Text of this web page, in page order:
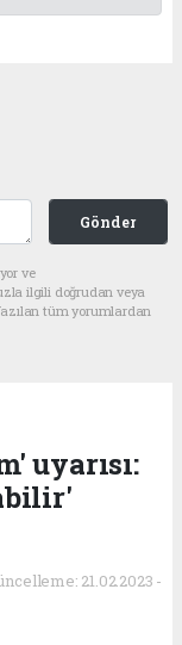
Gönder
ve
ilgili doğrudan veya
tüm yorumlardan
uyarısı:
21.02.2023 -